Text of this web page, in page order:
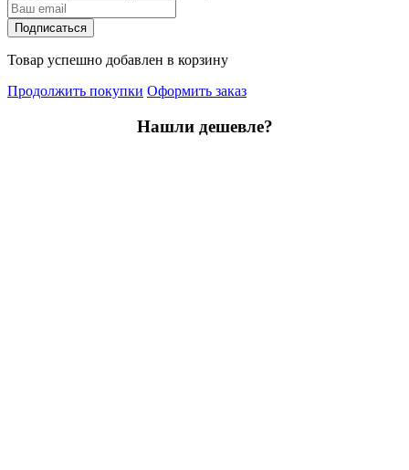
Подписаться
Товар успешно добавлен в корзину
Продолжить покупки Оформить заказ
Нашли дешевле?